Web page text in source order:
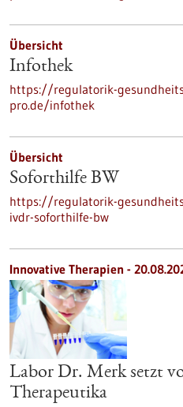
Übersicht
Infothek
https://regulatorik-
pro.de/infothek
Übersicht
Soforthilfe BW
https://regulatorik-
ivdr-soforthilfe-bw
Innovative Therapien -
Labor Dr. Merk setzt
Therapeutika